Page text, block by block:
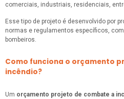
comerciais, industriais, residenciais,
Esse tipo de projeto é desenvolvido por
normas e regulamentos específicos,
bombeiros.
Como funciona o orçamento
incêndio?
Um orçamento projeto de combate a